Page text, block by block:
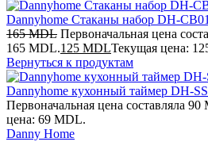
Dannyhome Стаканы набор DH-
165MDL Первоначальная цена
165 MDL.125 MDLТекущая цена:
Вернуться к продуктам
Dannyhome кухонный таймер DH-
Первоначальная цена составляла 90
цена: 69 MDL.
Danny Home